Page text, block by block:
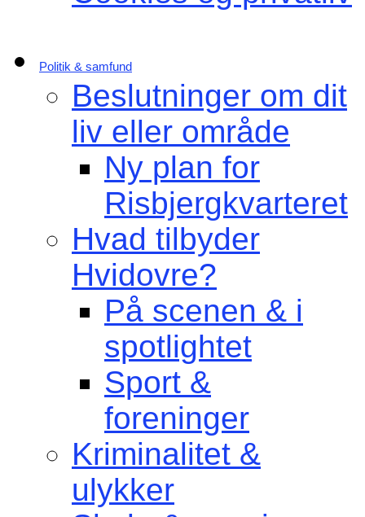
Politik & samfund
Beslutninger om dit
liv eller område
Ny plan for
Risbjergkvarteret
Hvad tilbyder
Hvidovre?
På scenen & i
spotlightet
Sport &
foreninger
Kriminalitet &
ulykker